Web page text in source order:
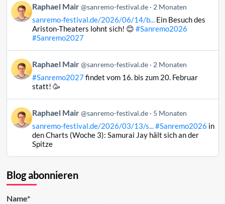
Bluesky
ansehen
Beitrag
von
Raphael
ansehen
Raphael Mair @sanremo-festival.de 2 Monaten
sanremo-festival.de/2026/06/14/b...Ein Besuch des
Ariston-Theaters lohnt sich! 😊 #Sanremo2026
#Sanremo2027
Beitrag
von
Raphael
Bluesky
ansehen
Raphael Mair @sanremo-festival.de 2 Monaten
#Sanremo2027findet vom 16. bis zum 20. Februar
statt! 🥳
Beitrag
von
Raphael
ansehen
Raphael Mair @sanremo-festival.de 5 Monaten
sanremo-festival.de/2026/03/13/s...#Sanremo2026 in
den Charts (Woche 3): Samurai Jay hält sich an der
Spitze
Blog abonnieren
Name*